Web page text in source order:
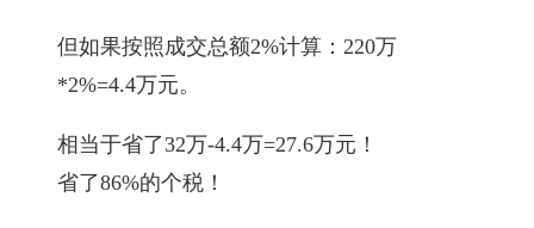
但如果按照成交总额2%计算：220万
*2%=4.4万元。
相当于省了32万-4.4万=27.6万元！
省了86%的个税！